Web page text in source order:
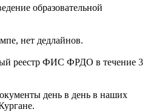
образовательной
нет дедлайнов.
реестр ФИС ФРДО в течение 3
день в день в наших